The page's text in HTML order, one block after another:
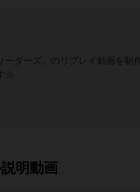
ーダーズ」のリプレイ動画を制
☆
明動画